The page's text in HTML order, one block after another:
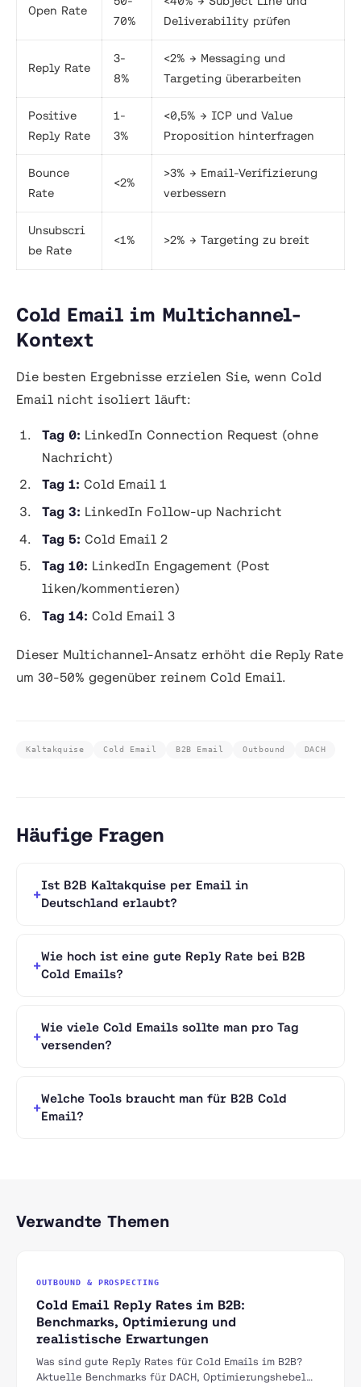
Open Rate
70%
Deliverability prüfen
Reply Rate
3-
8%
<2% → Messaging und
Targeting überarbeiten
Positive
Reply Rate
1-
3%
<0,5% → ICP und Value
Proposition hinterfragen
Bounce
Rate
<2%
>3% → Email-Verifizierung
verbessern
Unsubscri
be Rate
<1% >2% → Targeting zu breit
Cold Email im Multichannel-
Kontext
Die besten Ergebnisse erzielen Sie, wenn Cold
Email nicht isoliert läuft:
Tag 0: LinkedIn Connection Request (ohne
Nachricht)
Tag 1: Cold Email 1
Tag 3: LinkedIn Follow-up Nachricht
Tag 5: Cold Email 2
Tag 10: LinkedIn Engagement (Post
liken/kommentieren)
Tag 14: Cold Email 3
Dieser Multichannel-Ansatz erhöht die Reply Rate
um 30-50% gegenüber reinem Cold Email.
Kaltakquise Cold Email B2B Email Outbound DACH
Häufige Fragen
Ist B2B Kaltakquise per Email in
Deutschland erlaubt?
Wie hoch ist eine gute Reply Rate bei B2B
Cold Emails?
Wie viele Cold Emails sollte man pro Tag
versenden?
Welche Tools braucht man für B2B Cold
Email?
Verwandte Themen
OUTBOUND & PROSPECTING
Cold Email Reply Rates im B2B:
Benchmarks, Optimierung und
realistische Erwartungen
Was sind gute Reply Rates für Cold Emails im B2B?
Aktuelle Benchmarks für DACH, Optimierungshebel